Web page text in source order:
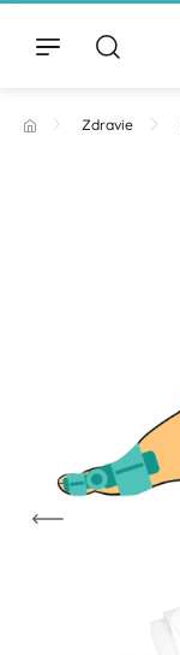
Zdravie